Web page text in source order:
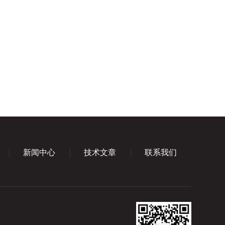
新闻中心 技术文章 联系我们